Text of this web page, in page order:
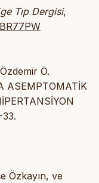
Tıp Dergisi,
Ö.
ASEMPTOMATİK
Özkayın, ve